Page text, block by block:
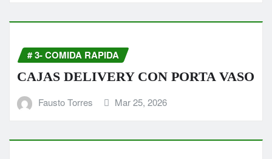
# 3- COMIDA RAPIDA
CAJAS DELIVERY CON PORTA VASO
Fausto Torres Mar 25, 2026